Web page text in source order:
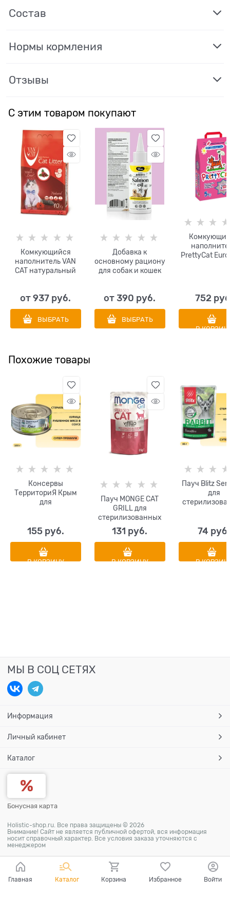
Состав
Нормы кормления
Отзывы
С этим товаром покупают
Комкующийся
наполнитель VAN
CAT натуральный
от937 руб.
ВЫБРАТЬ
Добавка к
основному рациону
для собак и кошек
(VIVIDUS)
от390 руб.
ВЫБРАТЬ
PrettyCat Euro
752
В
Похожие товары
Консервы
ТерриториЯ Крым
для
рубленное мясо в
соусе
155 руб.
В КОРЗИНУ
Пауч MONGE CAT
GRILL для
стерилизованных
кошек Итальянская
телятина
131 руб.
В КОРЗИНУ
Пауч Blitz
для
индейкой
Cat Rabbit &
in Gravy
74 руб.
В
МЫ В СОЦ СЕТЯХ
Информация
Личный кабинет
Каталог
Бонусная карта
Holistic-shop.ru. Все права защищены © 2026
Внимание! Сайт не является публичной офертой, вся информация
носит справочный характер. Все условия заказа уточняются с
менеджером
Главная Каталог Корзина Избранное Войти